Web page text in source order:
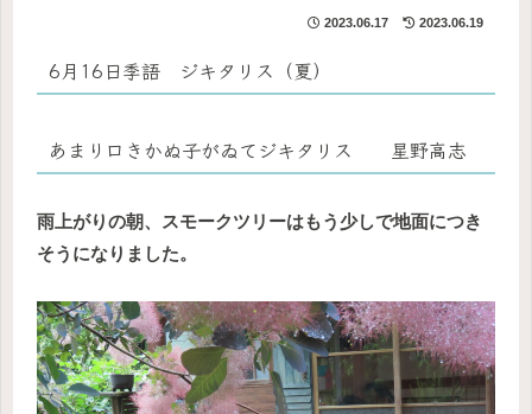
2023.06.17 2023.06.19
6月16日季語 ジキタリス（夏）
あまり口きかぬ子がゐてジキタリス 星野高志
雨上がりの朝、スモークツリーはもう少しで地面につき
そうになりました。